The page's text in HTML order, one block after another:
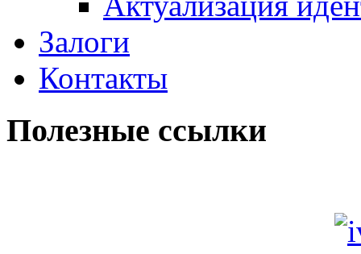
Залоги
Контакты
Полезные ссылки